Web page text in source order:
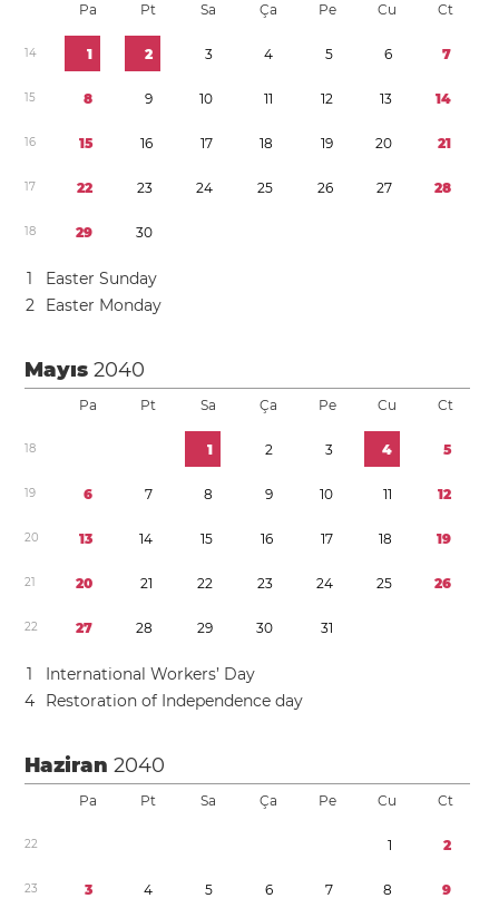
Pa Pt Sa Ça Pe Cu Ct
14 1 2 3 4 5 6 7
15 8 9 10 11 12 13 14
16 15 16 17 18 19 20 21
17 22 23 24 25 26 27 28
18 29 30
1
Easter Sunday
2
Easter Monday
Mayıs2040
Pa Pt Sa Ça Pe Cu Ct
18 1 2 3 4 5
19 6 7 8 9 10 11 12
20 13 14 15 16 17 18 19
21 20 21 22 23 24 25 26
22 27 28 29 30 31
1
International Workers’ Day
4
Restoration of Independence day
Haziran2040
Pa Pt Sa Ça Pe Cu Ct
22 1 2
23 3 4 5 6 7 8 9